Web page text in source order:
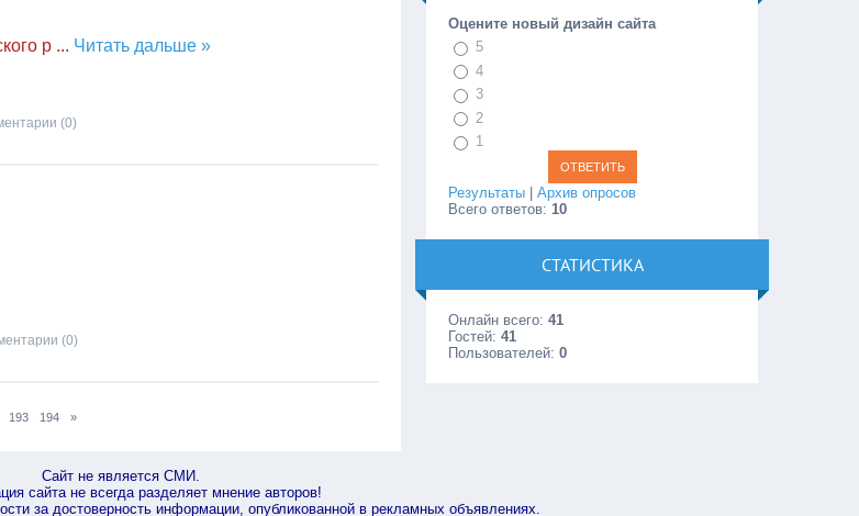
р ... Читать дальше »
(0)
(0)
193 194 »
Оцените новый дизайн сайта
5
4
3
2
1
Результаты |Архив опросов
Всего ответов: 10
СТАТИСТИКА
Онлайн всего:41
Гостей:41
Пользователей:0
Сайт не является СМИ.
сайта не всегда разделяет мнение авторов!
за достоверность информации, опубликованной в рекламных объявлениях.